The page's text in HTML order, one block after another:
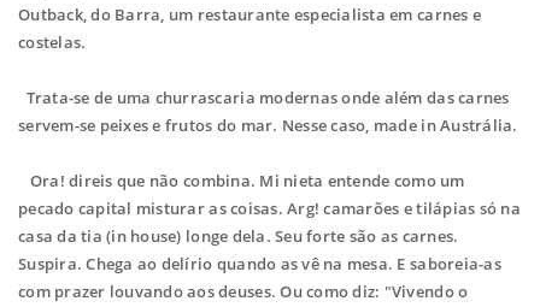
Outback, do Barra, um restaurante especialista em carnes e
costelas.
Trata-se de uma churrascaria modernas onde além das carnes
servem-se peixes e frutos do mar. Nesse caso, made in Austrália.
Ora! direis que não combina. Mi nieta entende como um
pecado capital misturar as coisas. Arg! camarões e tilápias só na
casa da tia (in house) longe dela. Seu forte são as carnes.
Suspira. Chega ao delírio quando as vê na mesa. E saboreia-as
com prazer louvando aos deuses. Ou como diz: "Vivendo o